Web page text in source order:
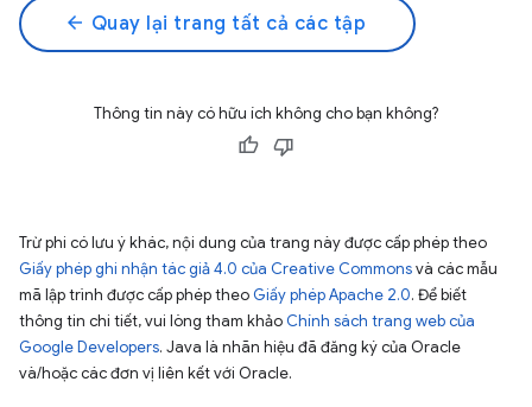
arrow_back Quay lại trang tất cả các tập
Thông tin này có hữu ích không cho bạn không?
Trừ phi có lưu ý khác, nội dung của trang này được cấp phép theo
Giấy phép ghi nhận tác giả 4.0 của Creative Commonsvà các mẫu
mã lập trình được cấp phép theo Giấy phép Apache 2.0. Để biết
thông tin chi tiết, vui lòng tham khảo Chính sách trang web của
Google Developers. Java là nhãn hiệu đã đăng ký của Oracle
và/hoặc các đơn vị liên kết với Oracle.